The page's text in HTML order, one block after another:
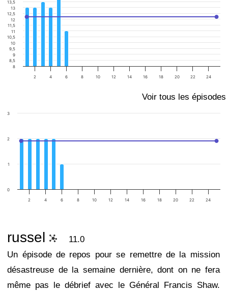
2 4 6 8 10 12 14 16 18 20 22 24
8
8,5
9
9,5
10
10,5
11
11,5
12
12,5
13
13,5
Voir tous les épisodes
2 4 6 8 10 12 14 16 18 20 22 24
0
1
2
3
russel
11.0
Un épisode de repos pour se remettre de la mission
désastreuse de la semaine dernière, dont on ne fera
même pas le débrief avec le Général Francis Shaw.